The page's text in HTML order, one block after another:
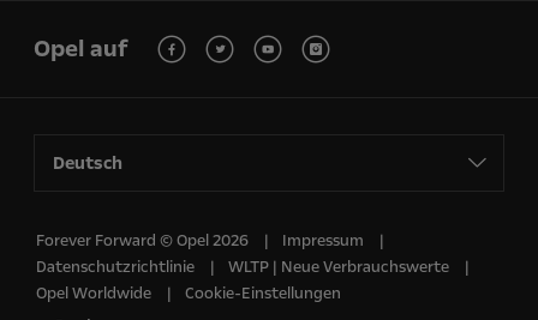
Opel auf
Deutsch
Forever Forward © Opel 2026
Impressum
Datenschutzrichtlinie
WLTP | Neue Verbrauchswerte
Opel Worldwide
Cookie-Einstellungen